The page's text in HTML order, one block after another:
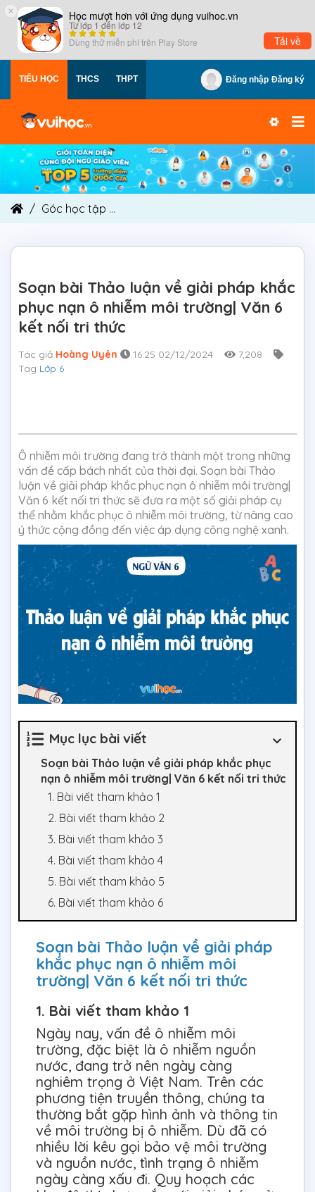
× Học mượt hơn với ứng dụng vuihoc.vn
Từ lớp 1 đến lớp 12
Dùng thử miễn phí trên Play Store Tải về
TIỂU HỌC THCS THPT Đăng nhập Đăng ký
Góc học tập
Soạn bài Thảo luận về giải pháp khắc
phục nạn ô nhiễm môi trường| Văn 6
kết nối tri thức
Tác giả Hoàng Uyên 16:25 02/12/2024
7,208
Tag Lớp 6
Ô nhiễm môi trường đang trở thành một trong những
vấn đề cấp bách nhất của thời đại. Soạn bài Thảo
luận về giải pháp khắc phục nạn ô nhiễm môi trường|
Văn 6 kết nối tri thức sẽ đưa ra một số giải pháp cụ
thể nhằm khắc phục ô nhiễm môi trường, từ nâng cao
ý thức cộng đồng đến việc áp dụng công nghệ xanh.
Mục lục bài viết
Soạn bài Thảo luận về giải pháp khắc phục
nạn ô nhiễm môi trường| Văn 6 kết nối tri thức
1. Bài viết tham khảo 1
2. Bài viết tham khảo 2
3. Bài viết tham khảo 3
4. Bài viết tham khảo 4
5. Bài viết tham khảo 5
6. Bài viết tham khảo 6
Soạn bài Thảo luận về giải pháp
khắc phục nạn ô nhiễm môi
trường| Văn 6 kết nối tri thức
1. Bài viết tham khảo 1
Ngày nay, vấn đề ô nhiễm môi
trường, đặc biệt là ô nhiễm nguồn
nước, đang trở nên ngày càng
nghiêm trọng ở Việt Nam. Trên các
phương tiện truyền thông, chúng ta
thường bắt gặp hình ảnh và thông tin
về môi trường bị ô nhiễm. Dù đã có
nhiều lời kêu gọi bảo vệ môi trường
và nguồn nước, tình trạng ô nhiễm
ngày càng xấu đi. Quy hoạch các